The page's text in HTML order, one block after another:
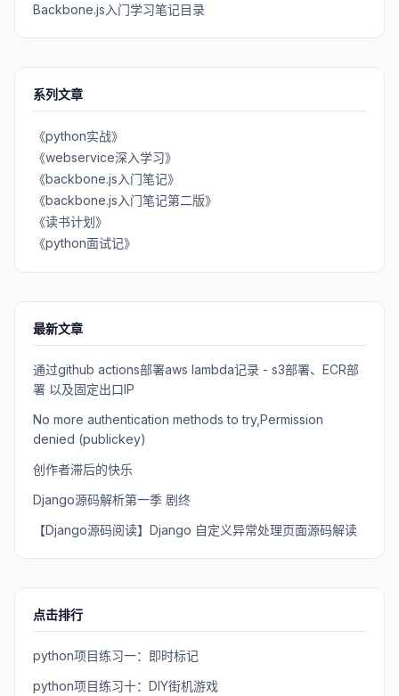
Backbone.js入门学习笔记目录
系列文章
《python实战》
《webservice深入学习》
《backbone.js入门笔记》
《backbone.js入门笔记第二版》
《读书计划》
《python面试记》
最新文章
通过github actions部署aws lambda记录 - s3部署、ECR部
署 以及固定出口IP
No more authentication methods to try,Permission
denied (publickey)
创作者滞后的快乐
Django源码解析第一季 剧终
【Django源码阅读】Django 自定义异常处理页面源码解读
点击排行
python项目练习一：即时标记
python项目练习十：DIY街机游戏